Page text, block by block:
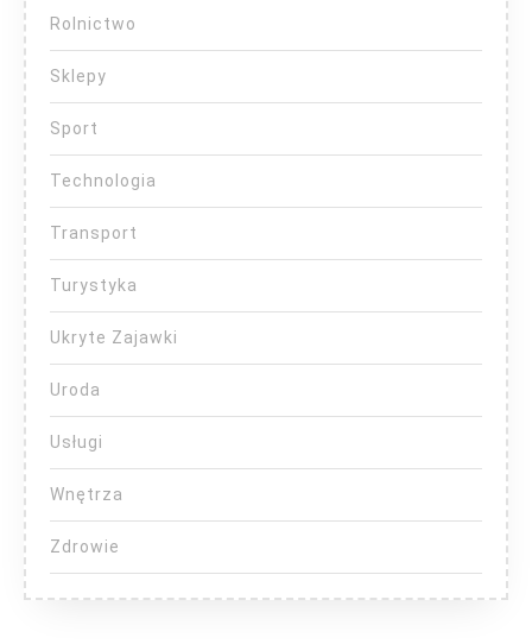
Rolnictwo
Sklepy
Sport
Technologia
Transport
Turystyka
Ukryte Zajawki
Uroda
Usługi
Wnętrza
Zdrowie